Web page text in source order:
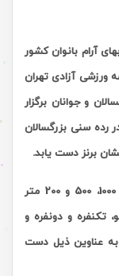
آرام بانوان کشور
ورزشی آزادی تهران
و جوانان برگزار
رده سنی بزرگسالان
برنز دست یابد.
مسابقات در مسافت های 1000، 500 و 200 متر
تکنفره و دونفره و
به عناوین ذیل دست